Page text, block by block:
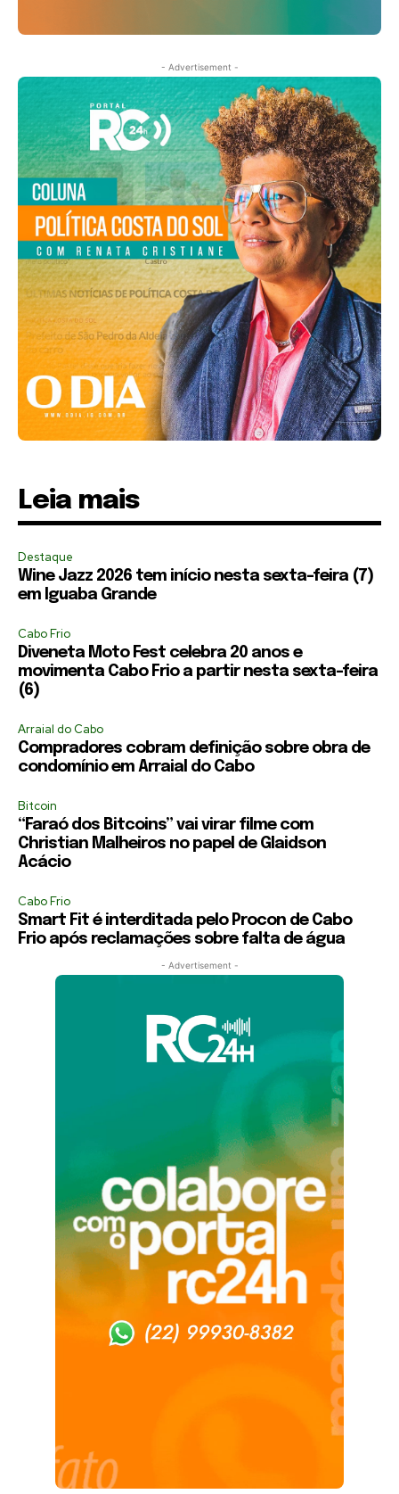
- Advertisement -
Leia mais
Destaque
Wine Jazz 2026 tem início nesta sexta-feira (7)
em Iguaba Grande
Cabo Frio
Diveneta Moto Fest celebra 20 anos e
movimenta Cabo Frio a partir nesta sexta-feira
(6)
Arraial do Cabo
Compradores cobram definição sobre obra de
condomínio em Arraial do Cabo
Bitcoin
“Faraó dos Bitcoins” vai virar filme com
Christian Malheiros no papel de Glaidson
Acácio
Cabo Frio
Smart Fit é interditada pelo Procon de Cabo
Frio após reclamações sobre falta de água
- Advertisement -